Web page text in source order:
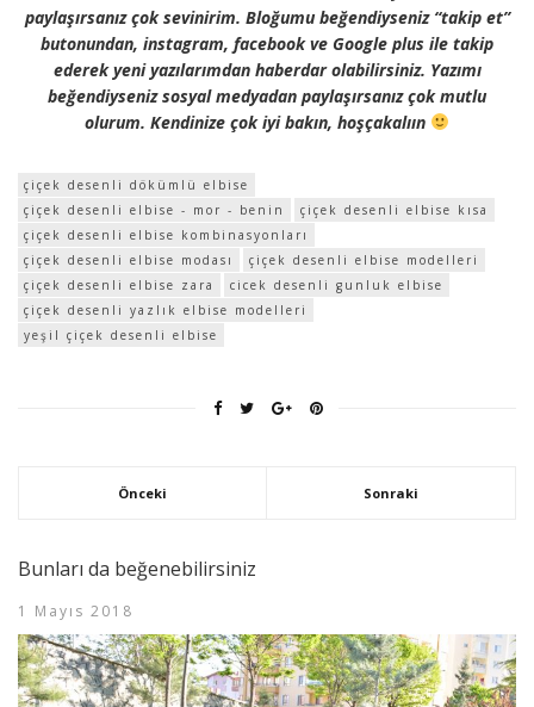
paylaşırsanız çok sevinirim. Bloğumu beğendiyseniz “takip et”
butonundan, instagram, facebook ve Google plus ile takip
ederek yeni yazılarımdan haberdar olabilirsiniz. Yazımı
beğendiyseniz sosyal medyadan paylaşırsanız çok mutlu
olurum. Kendinize çok iyi bakın, hoşçakalıın
çiçek desenli dökümlü elbise
çiçek desenli elbise - mor - benin
çiçek desenli elbise kısa
çiçek desenli elbise kombinasyonları
çiçek desenli elbise modası
çiçek desenli elbise modelleri
çiçek desenli elbise zara
cicek desenli gunluk elbise
çiçek desenli yazlık elbise modelleri
yeşil çiçek desenli elbise
Önceki Sonraki
Bunları da beğenebilirsiniz
1 Mayıs 2018